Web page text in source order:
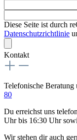
Diese Seite ist durch
Datenschutzrichtlinie
Kontakt
Telefonische Beratung
80
Du erreichst uns
Uhr bis 16:30 Uhr
Wir stehen dir auch